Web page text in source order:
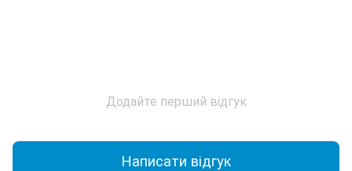
Додайте перший відгук
Написати відгук